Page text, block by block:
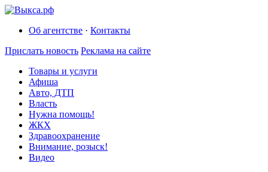
Об агентстве · Контакты
Прислать новость Реклама на сайте
Товары и услуги
Афиша
Авто, ДТП
Власть
Нужна помощь!
ЖКХ
Здравоохранение
Внимание, розыск!
Видео